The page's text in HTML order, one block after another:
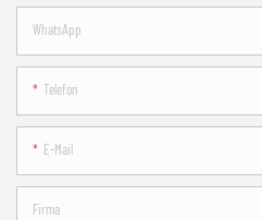
WhatsApp
Telefon
E-Mail
Firma